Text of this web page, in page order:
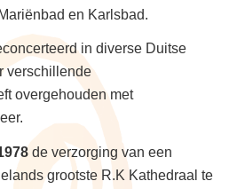
en Karlsbad.
in diverse Duitse
verschillende
overgehouden met
de verzorging van een
grootste R.K Kathedraal te